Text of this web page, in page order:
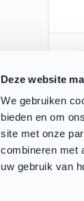
Deze website
We gebruiken
bieden en om
site met onze
combineren met
uw gebruik van